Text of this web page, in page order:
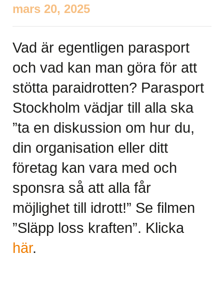
mars 20, 2025
Vad är egentligen parasport
och vad kan man göra för att
stötta paraidrotten? Parasport
Stockholm vädjar till alla ska
”ta en diskussion om hur du,
din organisation eller ditt
företag kan vara med och
sponsra så att alla får
möjlighet till idrott!” Se filmen
”Släpp loss kraften”. Klicka
här.